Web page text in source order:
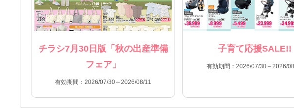
チラシ7月30日版「秋の出産準備
フェア」
有効期間：2026/07/30～2026/08/11
子育て応援SALE!!
有効期間：2026/07/30～2026/